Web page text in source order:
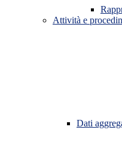
Attività e
Dati